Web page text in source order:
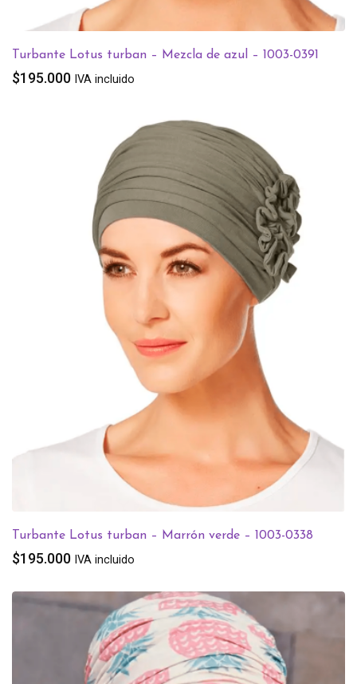
Turbante Lotus turban – Mezcla de azul – 1003-0391
$195.000 IVA incluido
Turbante Lotus turban – Marrón verde – 1003-0338
$195.000 IVA incluido